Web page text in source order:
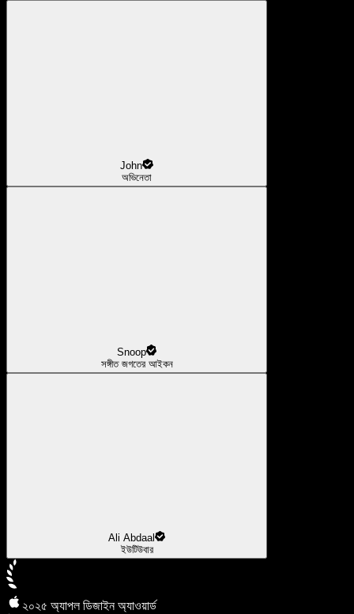
John
অভিনেতা
Snoop
সঙ্গীত জগতের আইকন
Ali Abdaal
ইউটিউবার
২০২৫ অ্যাপল ডিজাইন অ্যাওয়ার্ড